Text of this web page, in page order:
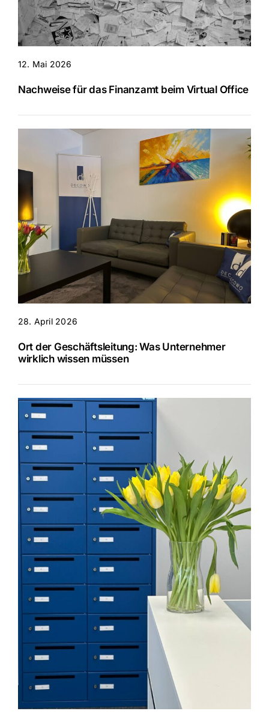
12. Mai 2026
Nachweise für das Finanzamt beim Virtual Office
28. April 2026
Ort der Geschäftsleitung: Was Unternehmer
wirklich wissen müssen